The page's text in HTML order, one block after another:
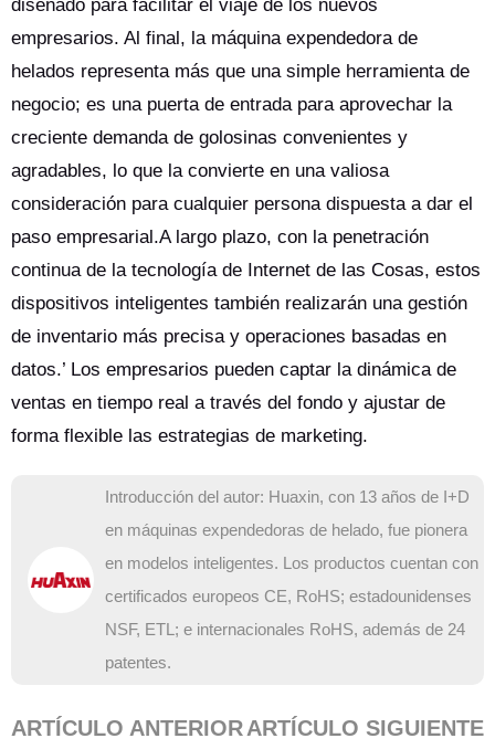
diseñado para facilitar el viaje de los nuevos
empresarios. Al final, la máquina expendedora de
helados representa más que una simple herramienta de
negocio; es una puerta de entrada para aprovechar la
creciente demanda de golosinas convenientes y
agradables, lo que la convierte en una valiosa
consideración para cualquier persona dispuesta a dar el
paso empresarial.A largo plazo, con la penetración
continua de la tecnología de Internet de las Cosas, estos
dispositivos inteligentes también realizarán una gestión
de inventario más precisa y operaciones basadas en
datos.’ Los empresarios pueden captar la dinámica de
ventas en tiempo real a través del fondo y ajustar de
forma flexible las estrategias de marketing.
Introducción del autor: Huaxin, con 13 años de I+D
en máquinas expendedoras de helado, fue pionera
en modelos inteligentes. Los productos cuentan con
certificados europeos CE, RoHS; estadounidenses
NSF, ETL; e internacionales RoHS, además de 24
patentes.
ARTÍCULO ANTERIORARTÍCULO SIGUIENTE